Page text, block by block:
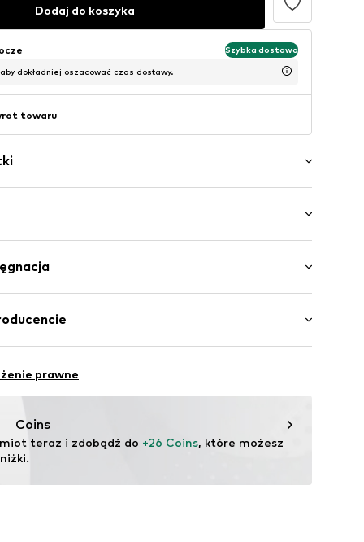
Dodaj do koszyka
Szybka dostawa
dokładniej oszacować czas dostawy.
towaru
odcieniu
5% Elastan
prawne
Coins
teraz i zdobądź do +26 Coins, które możesz